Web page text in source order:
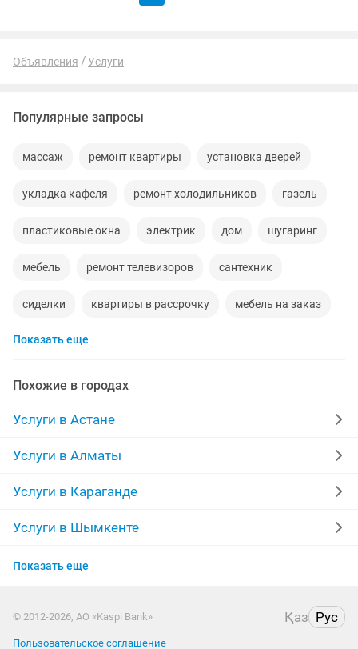
Объявления Услуги
Популярные запросы
массаж ремонт квартиры установка дверей
укладка кафеля ремонт холодильников газель
пластиковые окна электрик дом шугаринг
мебель ремонт телевизоров сантехник
сиделки квартиры в рассрочку мебель на заказ
установка кондиционеров
диван манипулятор
прихожая двери
кухни квартира
уборка квартир укладка ламината
шкаф вскрытие замков
Показать еще
Похожие в городах
Услуги в Астане
Услуги в Алматы
Услуги в Караганде
Услуги в Шымкенте
Услуги в Усть-Каменогорске
Услуги в Актау
Показать еще
© 2012-2026, АО «Kaspi Bank» Қаз Рус
Пользовательское соглашение